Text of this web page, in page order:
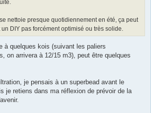
nettoie presque quotidiennement en été, ça peut
DIY pas forcément optimisé ou très solide.
à quelques kois (suivant les paliers
on arrivera à 12/15 m3), peut être quelques
je pensais à un superbead avant le
je retiens dans ma réflexion de prévoir de la